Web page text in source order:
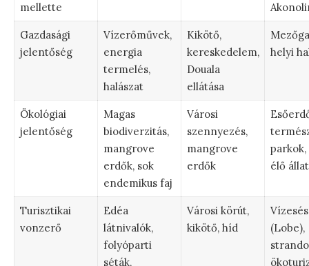
mellette
Gazdasági
jelentőség
Vízerőművek,
energia
termelés,
halászat
Kikötő,
kereskedelem,
Douala
ellátása
helyi
Ökológiai
jelentőség
Magas
biodiverzitás,
mangrove
erdők, sok
endemikus faj
Városi
szennyezés,
mangrove
erdők
parkok,
élő
Turisztikai
vonzerő
Edéa
látnivalók,
folyóparti
séták,
Városi körút,
kikötő, híd
(Lobe),